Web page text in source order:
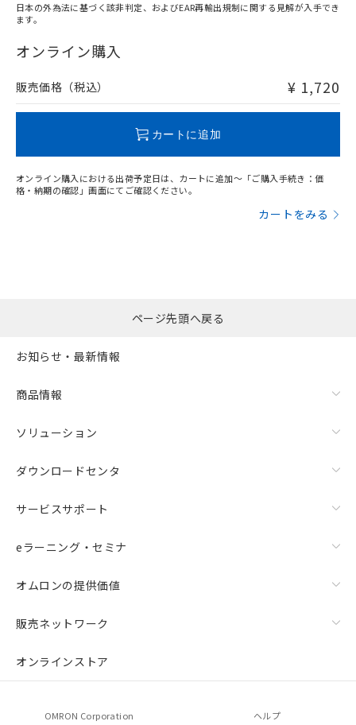
在庫等で未対応品が混在する可能性があります。
問い合わせください。
日本の外為法に基づく該非判定、およびEAR再輸出規制に関する見解が入手でき
ます。
オンライン購入
販売価格（税込） ¥ 1,720
カートに追加
オンライン購入における出荷予定日は、カートに追加～「ご購入手続き：価
格・納期の確認」画面にてご確認ください。
カートをみる
ページ先頭へ戻る
お知らせ・最新情報
商品情報
ソリューション
ダウンロードセンタ
サービスサポート
eラーニング・セミナ
オムロンの提供価値
販売ネットワーク
オンラインストア
OMRON Corporation ヘルプ